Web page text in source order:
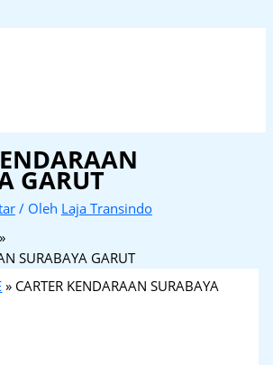
GARUT
/ Oleh Laja Transindo
SURABAYA GARUT
» CARTER KENDARAAN SURABAYA